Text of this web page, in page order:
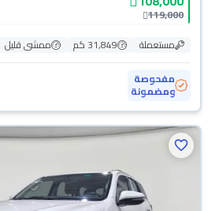
119,000
مستعملة
31,849 كم
ممشى قليل
مفحوصة
ومضمونة